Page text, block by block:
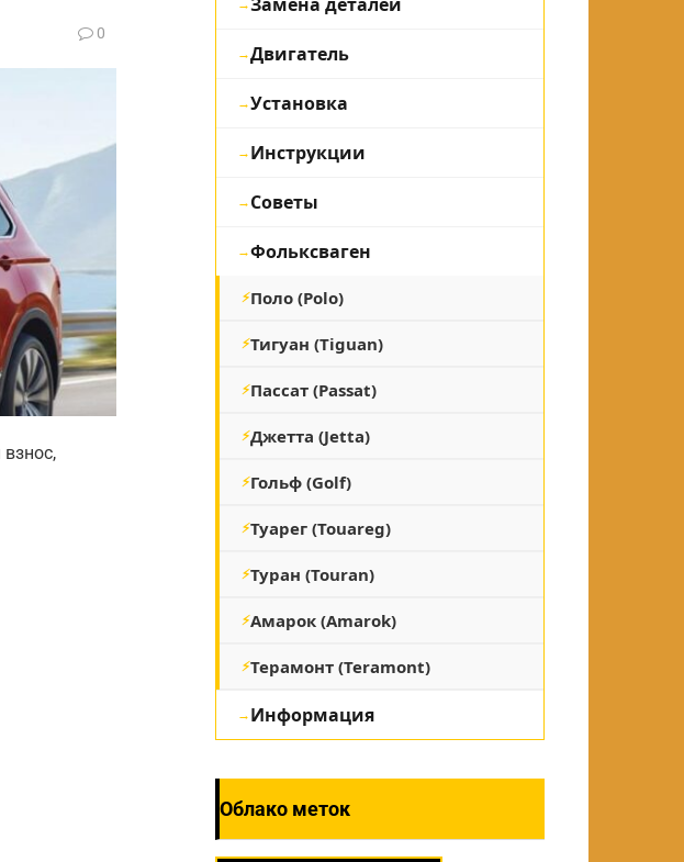
0
Двигатель
Установка
Инструкции
Советы
Фольксваген
Поло (Polo)
Тигуан (Tiguan)
Пассат (Passat)
Джетта (Jetta)
Гольф (Golf)
Туарег (Touareg)
Туран (Touran)
Амарок (Amarok)
Терамонт (Teramont)
Информация
Облако меток